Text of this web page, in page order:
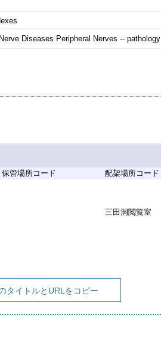
Diseases Peripheral Nerves -- pathology
保管場所コード 配架場所コード
三田洞閲覧室
タイトルとURLをコピー